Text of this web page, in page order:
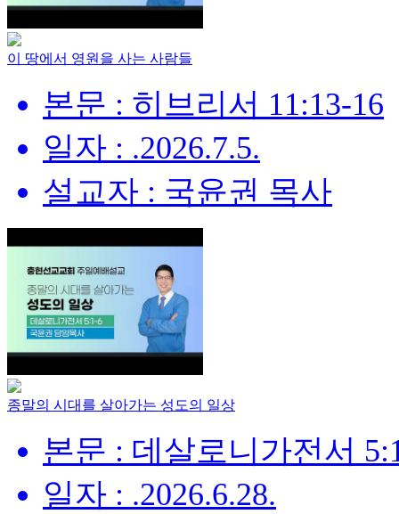
이 땅에서 영원을 사는 사람들
본문 : 히브리서 11:13-16
일자 : .2026.7.5.
설교자 : 국윤권 목사
종말의 시대를 살아가는 성도의 일상
본문 : 데살로니가전서
일자 : .2026.6.28.